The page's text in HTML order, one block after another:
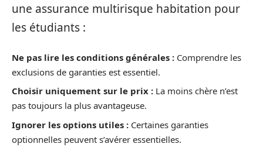
une assurance multirisque habitation pour
les étudiants :
Ne pas lire les conditions générales : Comprendre les
exclusions de garanties est essentiel.
Choisir uniquement sur le prix : La moins chère n’est
pas toujours la plus avantageuse.
Ignorer les options utiles : Certaines garanties
optionnelles peuvent s’avérer essentielles.